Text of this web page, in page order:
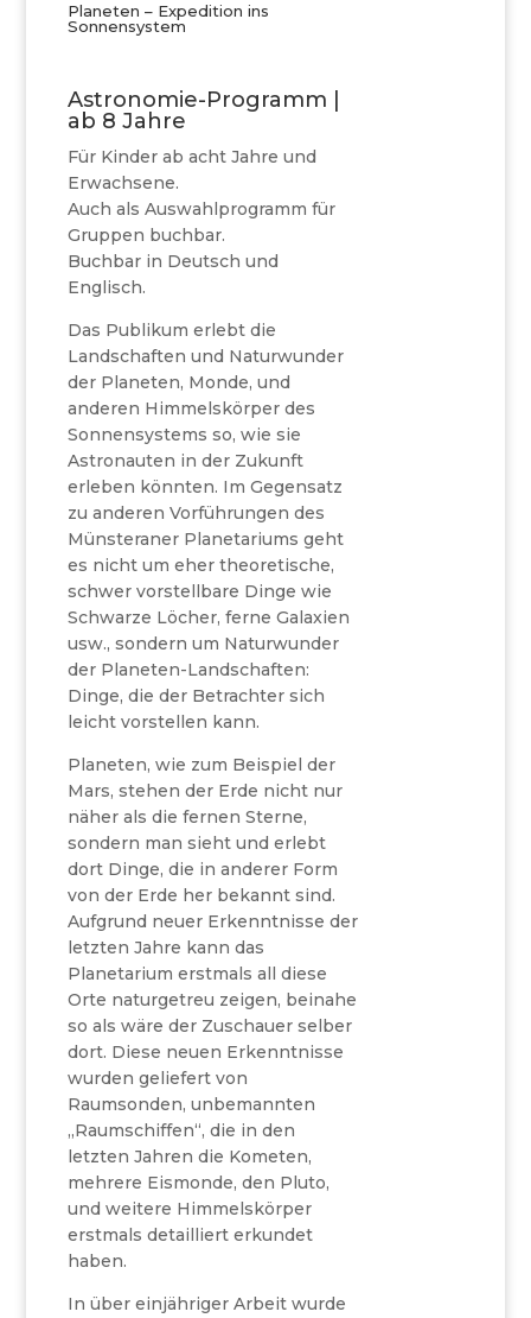
Planeten – Expedition ins
Sonnensystem
Astronomie-Programm |
ab 8 Jahre
Für Kinder ab acht Jahre und
Erwachsene.
Auch als Auswahlprogramm für
Gruppen buchbar.
Buchbar in Deutsch und
Englisch.
Das Publikum erlebt die
Landschaften und Naturwunder
der Planeten, Monde, und
anderen Himmelskörper des
Sonnensystems so, wie sie
Astronauten in der Zukunft
erleben könnten. Im Gegensatz
zu anderen Vorführungen des
Münsteraner Planetariums geht
es nicht um eher theoretische,
schwer vorstellbare Dinge wie
Schwarze Löcher, ferne Galaxien
usw., sondern um Naturwunder
der Planeten-Landschaften:
Dinge, die der Betrachter sich
leicht vorstellen kann.
Planeten, wie zum Beispiel der
Mars, stehen der Erde nicht nur
näher als die fernen Sterne,
sondern man sieht und erlebt
dort Dinge, die in anderer Form
von der Erde her bekannt sind.
Aufgrund neuer Erkenntnisse der
letzten Jahre kann das
Planetarium erstmals all diese
Orte naturgetreu zeigen, beinahe
so als wäre der Zuschauer selber
dort. Diese neuen Erkenntnisse
wurden geliefert von
Raumsonden, unbemannten
„Raumschiffen“, die in den
letzten Jahren die Kometen,
mehrere Eismonde, den Pluto,
und weitere Himmelskörper
erstmals detailliert erkundet
haben.
In über einjähriger Arbeit wurde